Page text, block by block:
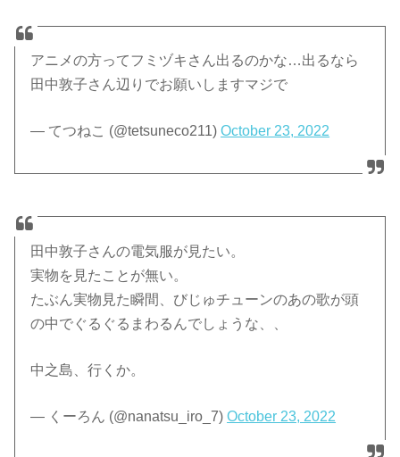
アニメの方ってフミヅキさん出るのかな…出るなら
田中敦子さん辺りでお願いしますマジで
— てつねこ (@tetsuneco211)October 23, 2022
田中敦子さんの電気服が見たい。
実物を見たことが無い。
たぶん実物見た瞬間、びじゅチューンのあの歌が頭
の中でぐるぐるまわるんでしょうな、、
中之島、行くか。
— くーろん (@nanatsu_iro_7)October 23, 2022